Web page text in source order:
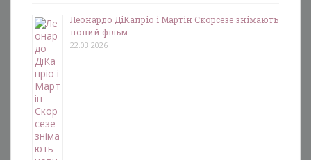
Леонардо ДіКапріо і Мартін Скорсезе знімають
новий фільм
22.03.2026